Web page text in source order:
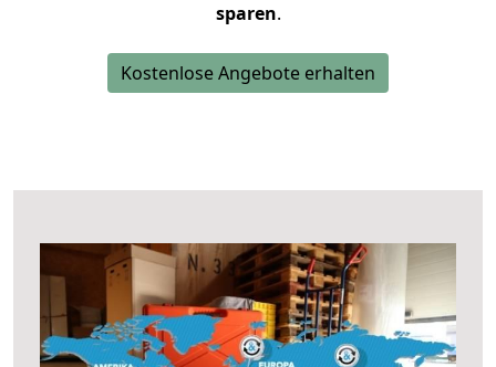
sparen.
Kostenlose Angebote erhalten